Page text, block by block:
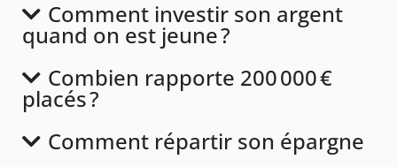
Comment investir son argent
quand on est jeune ?
Combien rapporte 200 000 €
placés ?
Comment répartir son épargne